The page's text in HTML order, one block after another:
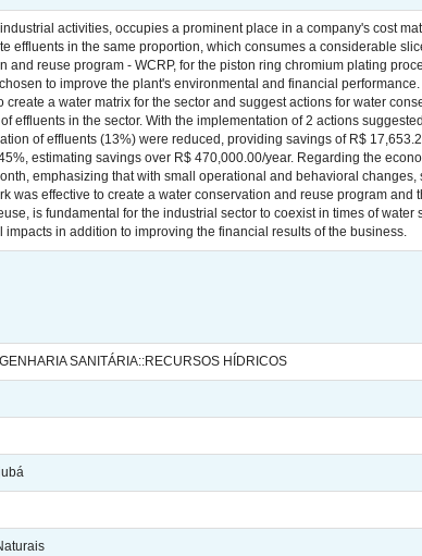
activities, occupies a prominent place in a company's cost
effluents in the same proportion, which consumes a considerable
and reuse program - WCRP, for the piston ring chromium plating
to improve the plant's environmental and financial
create a water matrix for the sector and suggest actions for water
effluents in the sector. With the implementation of 2 actions
of effluents (13%) were reduced, providing savings of R$
estimating savings over R$ 470,000.00/year. Regarding the
emphasizing that with small operational and behavioral
was effective to create a water conservation and reuse program
is fundamental for the industrial sector to coexist in times of
in addition to improving the financial results of the business.
SANITÁRIA::RECURSOS HÍDRICOS